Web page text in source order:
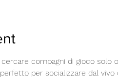
compagni di gioco solo
perfetto per socializzare dal